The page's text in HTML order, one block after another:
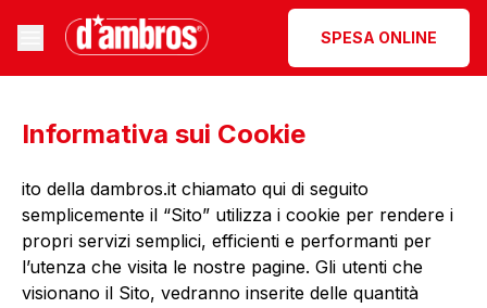
SPESA ONLINE
Informativa sui Cookie
ito della dambros.it chiamato qui di seguito
semplicemente il “Sito” utilizza i cookie per rendere i
propri servizi semplici, efficienti e performanti per
l’utenza che visita le nostre pagine. Gli utenti che
visionano il Sito, vedranno inserite delle quantità